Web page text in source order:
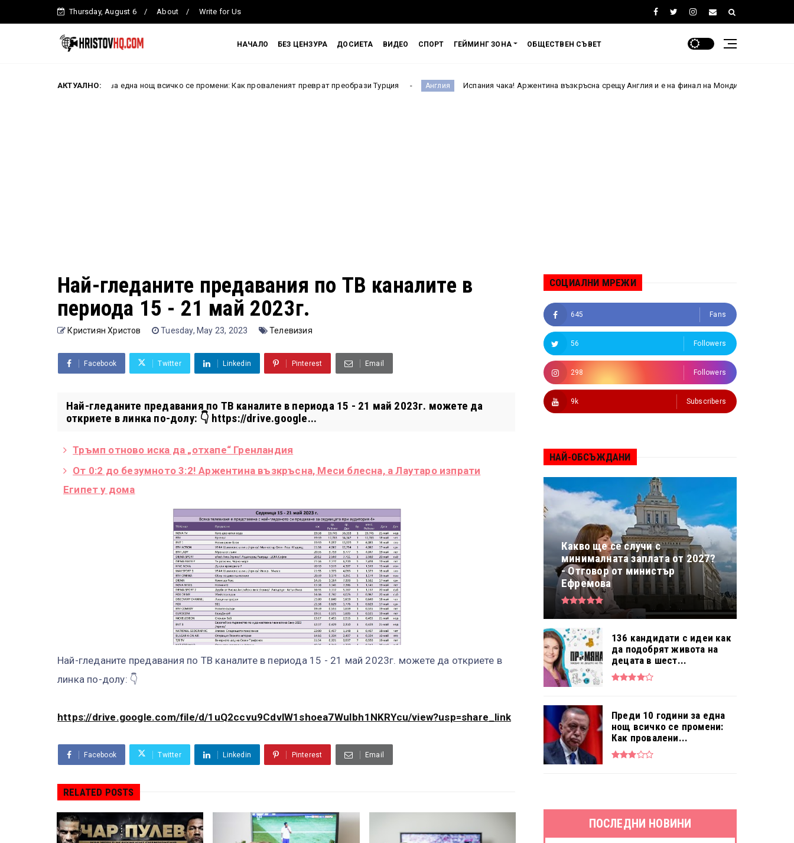
Thursday, August 6 About Write for Us
НАЧАЛО БЕЗ ЦЕНЗУРА ДОСИЕТА ВИДЕО СПОРТ ГЕЙМИНГ ЗОНА ОБЩЕСТВЕН СЪВЕТ
АКТУАЛНО:
10 години за една нощ всичко се промени: Как проваленият преврат преобрази Турция Англия Испания чака! Аржентина възкръсна срещу Англия и е на финал на Мондиал 2026 след паметен
Най-гледаните предавания по ТВ каналите в
периода 15 - 21 май 2023г.
Кристиян Христов Tuesday, May 23, 2023 Телевизия
Facebook Twitter Linkedin Pinterest Email
Най-гледаните предавания по ТВ каналите в периода 15 - 21 май 2023г. можете да
откриете в линка по-долу: 👇 https://drive.google...
Тръмп отново иска да „отхапе“ Гренландия
От 0:2 до безумното 3:2! Аржентина възкръсна, Меси блесна, а Лаутаро изпрати
Египет у дома
Най-гледаните предавания по ТВ каналите в периода 15 - 21 май 2023г. можете да откриете в
линка по-долу: 👇
https://drive.google.com/file/d/1uQ2ccvu9CdvlW1shoea7WuIbh1NKRYcu/view?usp=share_link
Facebook Twitter Linkedin Pinterest Email
RELATED POSTS
СОЦИАЛНИ МРЕЖИ
645 Fans
56 Followers
298 Followers
9k Subscribers
НАЙ-ОБСЪЖДАНИ
Какво ще се случи с
минималната заплата от 2027?
- Отговор от министър
Ефремова
136 кандидати с идеи как
да подобрят живота на
децата в шест...
Преди 10 години за една
нощ всичко се промени:
Как провалени...
ПОСЛЕДНИ НОВИНИ